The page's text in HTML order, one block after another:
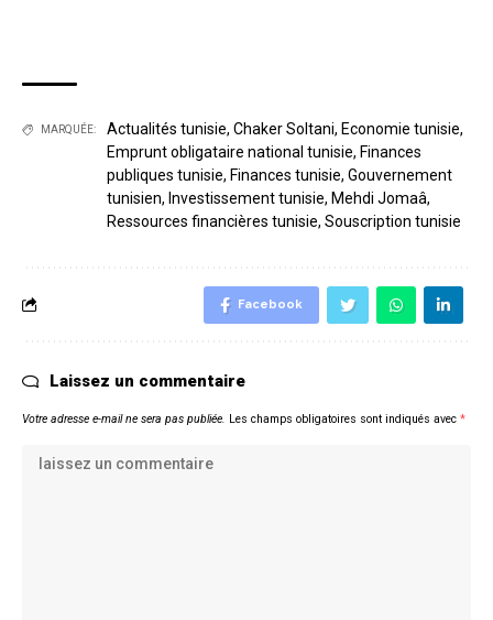
MARQUÉE: Actualités tunisie, Chaker Soltani, Economie tunisie,
Emprunt obligataire national tunisie, Finances
publiques tunisie, Finances tunisie, Gouvernement
tunisien, Investissement tunisie, Mehdi Jomaâ,
Ressources financières tunisie, Souscription tunisie
Facebook
Laissez un commentaire
Votre adresse e-mail ne sera pas publiée. Les champs obligatoires sont indiqués avec *